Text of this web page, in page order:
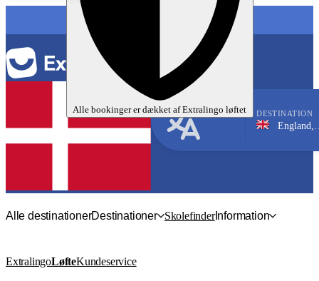
Alle bookinger er dækket afExtralingo løftet
SPROG
DESTINATION
England, Brighton
Alle destinationerDestinationer SkolefinderInformation
ExtralingoLøfteKundeservice